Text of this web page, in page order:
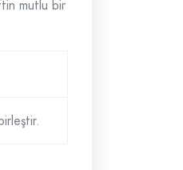
mutlu bir